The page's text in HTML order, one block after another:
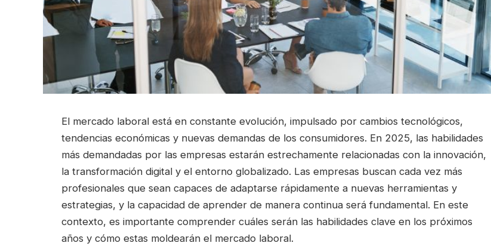
El mercado laboral está en constante evolución, impulsado por cambios tecnológicos,
tendencias económicas y nuevas demandas de los consumidores. En 2025, las habilidades
más demandadas por las empresas estarán estrechamente relacionadas con la innovación,
la transformación digital y el entorno globalizado. Las empresas buscan cada vez más
profesionales que sean capaces de adaptarse rápidamente a nuevas herramientas y
estrategias, y la capacidad de aprender de manera continua será fundamental. En este
contexto, es importante comprender cuáles serán las habilidades clave en los próximos
años y cómo estas moldearán el mercado laboral.